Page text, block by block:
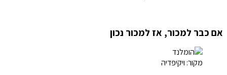
אם כבר למכור, אז למכור נכון
מקור: ויקיפדיה